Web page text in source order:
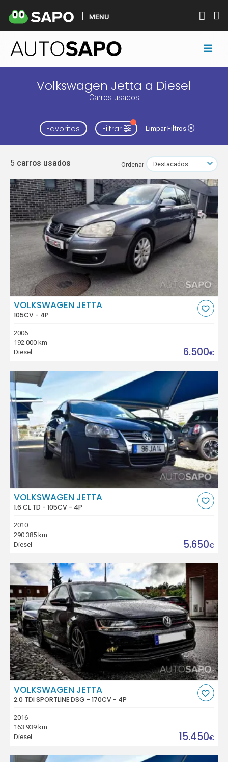
MENU
Volkswagen Jetta a Diesel
Carros usados
Favoritos Filtrar Limpar Filtros
5 carros usados Ordenar
VOLKSWAGEN JETTA
105CV - 4P
2006
192.000 km
Diesel
6.500€
VOLKSWAGEN JETTA
1.6 CL TD - 105CV - 4P
2010
290.385 km
Diesel
5.650€
VOLKSWAGEN JETTA
2.0 TDI SPORTLINE DSG - 170CV - 4P
2016
163.939 km
Diesel
15.450€